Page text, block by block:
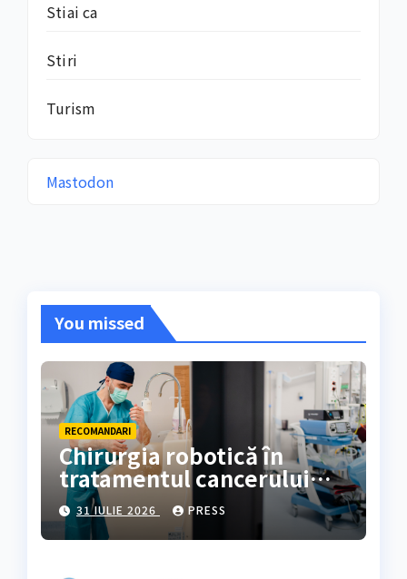
Stiai ca
Stiri
Turism
Mastodon
You missed
RECOMANDARI
Chirurgia robotică în
tratamentul cancerului
colorectal
31 IULIE 2026 PRESS